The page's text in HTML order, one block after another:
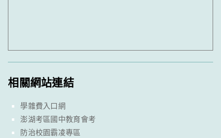
相關網站連結
學雜費入口網
澎湖考區國中教育會考
防治校園霸凌專區